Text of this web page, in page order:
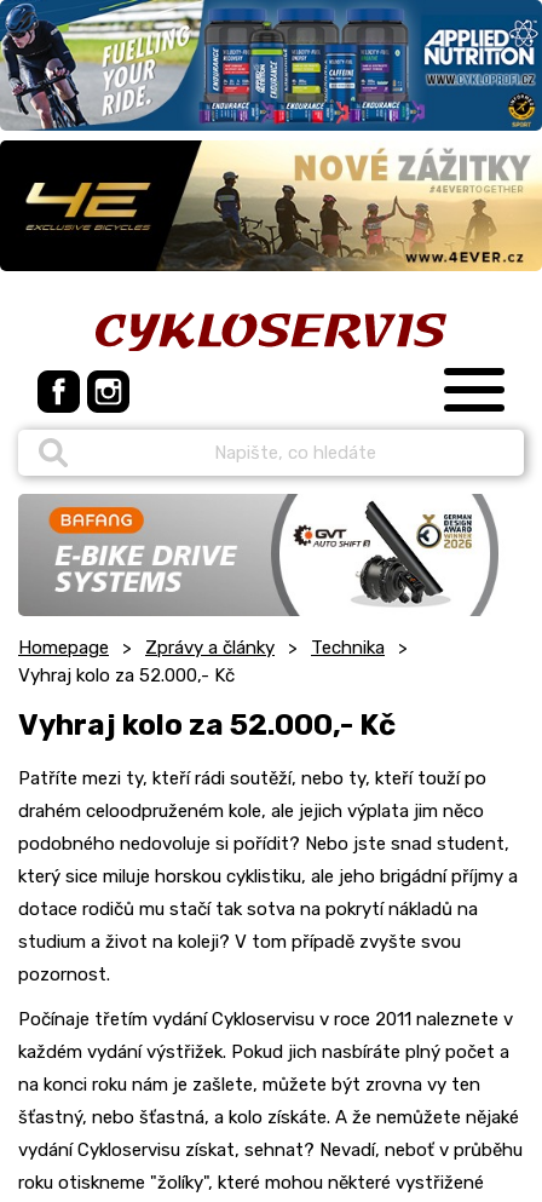
Homepage Zprávy a články
Technika
Vyhraj kolo za 52.000,- Kč
Vyhraj kolo za 52.000,- Kč
Patříte mezi ty, kteří rádi soutěží, nebo ty, kteří touží po
drahém celoodpruženém kole, ale jejich výplata jim něco
podobného nedovoluje si pořídit? Nebo jste snad student,
který sice miluje horskou cyklistiku, ale jeho brigádní příjmy a
dotace rodičů mu stačí tak sotva na pokrytí nákladů na
studium a život na koleji? V tom případě zvyšte svou
pozornost.
Počínaje třetím vydání Cykloservisu v roce 2011 naleznete v
každém vydání výstřižek. Pokud jich nasbíráte plný počet a
na konci roku nám je zašlete, můžete být zrovna vy ten
šťastný, nebo šťastná, a kolo získáte. A že nemůžete nějaké
vydání Cykloservisu získat, sehnat? Nevadí, neboť v průběhu
roku otiskneme "žolíky", které mohou některé vystřižené